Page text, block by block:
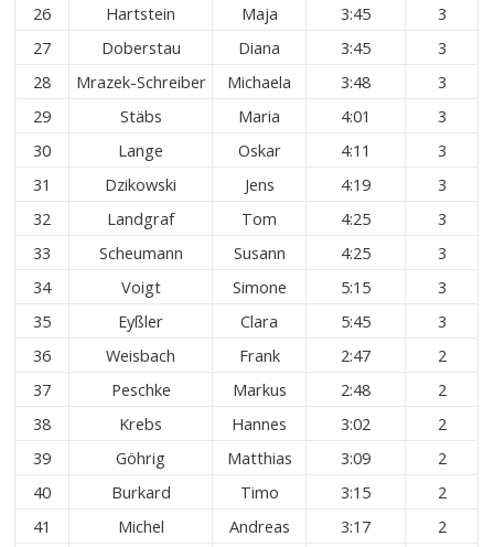
26
Hartstein Maja 3:45
3
27
Doberstau Diana 3:45
3
28
Mrazek-Schreiber Michaela 3:48
3
29
Stäbs Maria 4:01
3
30
Lange Oskar 4:11
3
31
Dzikowski Jens 4:19
3
32
Landgraf Tom 4:25
3
33
Scheumann Susann 4:25
3
34
Voigt Simone 5:15
3
35
Eyßler Clara 5:45
3
36
Weisbach Frank 2:47
2
37
Peschke Markus 2:48
2
38
Krebs Hannes 3:02
2
39
Göhrig Matthias 3:09
2
40
Burkard Timo 3:15
2
41
Michel Andreas 3:17
2